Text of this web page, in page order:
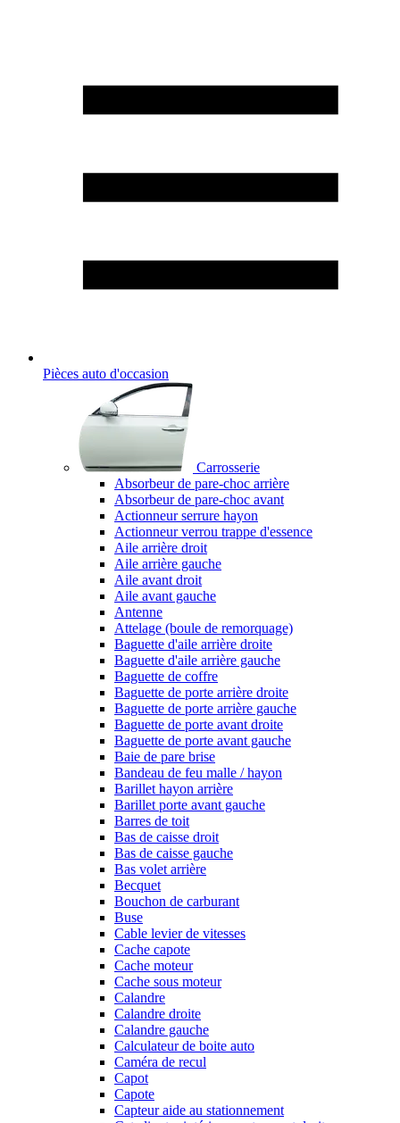
Pièces auto d'occasion
Carrosserie
Absorbeur de pare-choc arrière
Absorbeur de pare-choc avant
Actionneur serrure hayon
Actionneur verrou trappe d'essence
Aile arrière droit
Aile arrière gauche
Aile avant droit
Aile avant gauche
Antenne
Attelage (boule de remorquage)
Baguette d'aile arrière droite
Baguette d'aile arrière gauche
Baguette de coffre
Baguette de porte arrière droite
Baguette de porte arrière gauche
Baguette de porte avant droite
Baguette de porte avant gauche
Baie de pare brise
Bandeau de feu malle / hayon
Barillet hayon arrière
Barillet porte avant gauche
Barres de toit
Bas de caisse droit
Bas de caisse gauche
Bas volet arrière
Becquet
Bouchon de carburant
Buse
Cable levier de vitesses
Cache capote
Cache moteur
Cache sous moteur
Calandre
Calandre droite
Calandre gauche
Calculateur de boite auto
Caméra de recul
Capot
Capote
Capteur aide au stationnement